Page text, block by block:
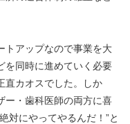
トアップなので事業を大
を同時に進めていく必要
直カオスでした。しか
ー・歯科医師の両方に喜
対にやってやるんだ！”と